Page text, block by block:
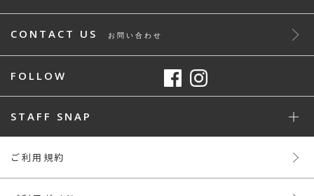
CONTACT US お問い合わせ
FOLLOW
STAFF SNAP
ご利用規約